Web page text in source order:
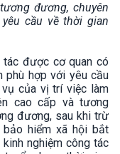
đương, chuyên
cầu về thời gian
được cơ quan có
phù hợp với yêu cầu
vụ của vị trí việc làm
cao cấp và tương
đương, sau khi trừ
hiểm xã hội bắt
nghiệm công tác